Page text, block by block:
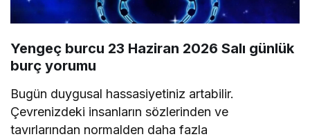
Yengeç burcu 23 Haziran 2026 Salı günlük
burç yorumu
Bugün duygusal hassasiyetiniz artabilir.
Çevrenizdeki insanların sözlerinden ve
tavırlarından normalden daha fazla